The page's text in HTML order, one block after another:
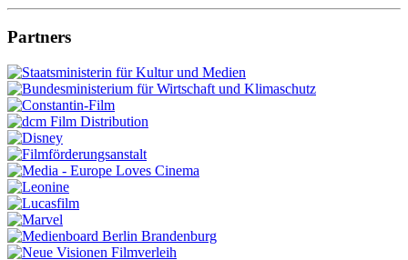
Partners